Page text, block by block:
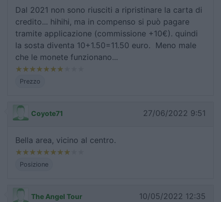
Dal 2021 non sono riusciti a ripristinare la carta di
credito... hihihi, ma in compenso si può pagare
tramite applicazione (commissione +10€). quindi
la sosta diventa 10+1.50=11.50 euro. Meno male
che le monete funzionano...
Prezzo
Coyote71 27/06/2022 9:51
Bella area, vicino al centro.
Posizione
The Angel Tour 10/05/2022 12:35